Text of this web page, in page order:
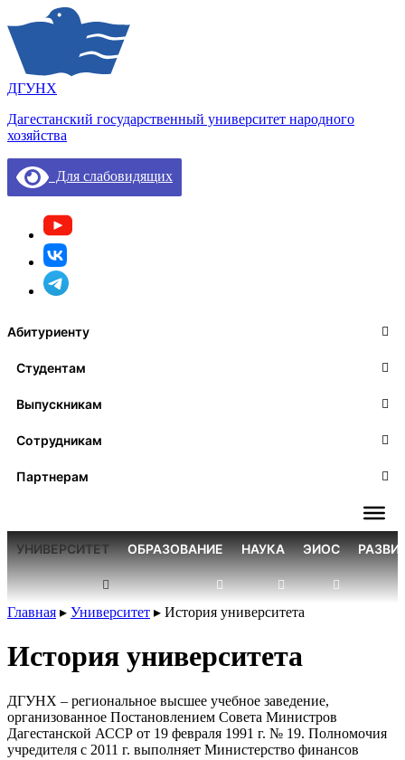
ДГУНХ
Дагестанский государственный университет народного
хозяйства
Для слабовидящих
Абитуриенту
Студентам
Выпускникам
Сотрудникам
Партнерам
УНИВЕРСИТЕТ ОБРАЗОВАНИЕ НАУКА ЭИОС
Главная ▸ Университет ▸ История университета
История университета
ДГУНХ – региональное высшее учебное заведение,
организованное Постановлением Совета Министров
Дагестанской АССР от 19 февраля 1991 г. № 19. Полномочия
учредителя с 2011 г. выполняет Министерство финансов